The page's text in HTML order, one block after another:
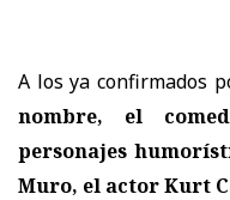
A los ya confirmados
nombre, el
personajes
Muro, el actor Kurt